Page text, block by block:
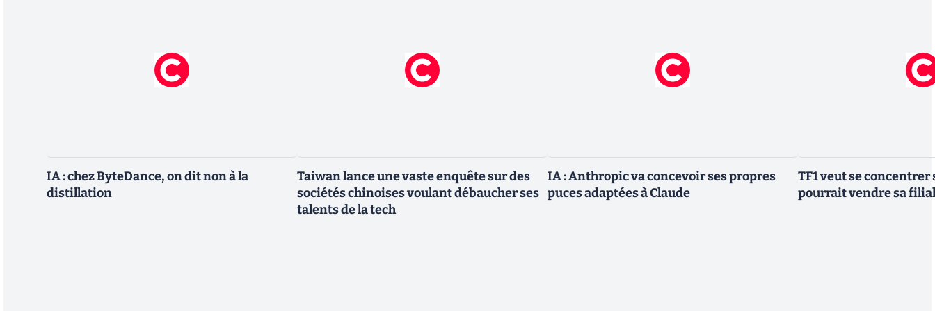
IA : chez ByteDance, on dit non à la
distillation
Taiwan lance une vaste enquête sur des
sociétés chinoises voulant débaucher ses
talents de la tech
IA : Anthropic va concevoir ses propres
puces adaptées à Claude
TF1 veut se
pourrait vendre sa